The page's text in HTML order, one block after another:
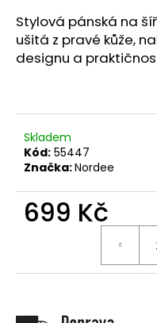
Stylová pánská na
ušitá z pravé kůže,
designu a
Skladem
Kód: 55447
Značka:Nordee
699 Kč
č
u
j
e